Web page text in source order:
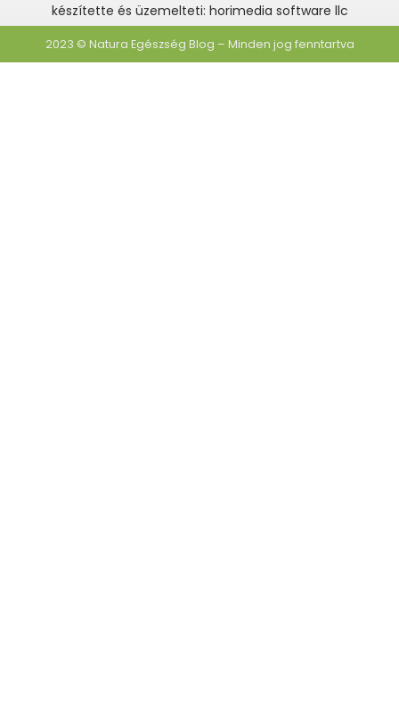
készítette és üzemelteti: horimedia software llc
2023 © Natura Egészség Blog – Minden jog fenntartva